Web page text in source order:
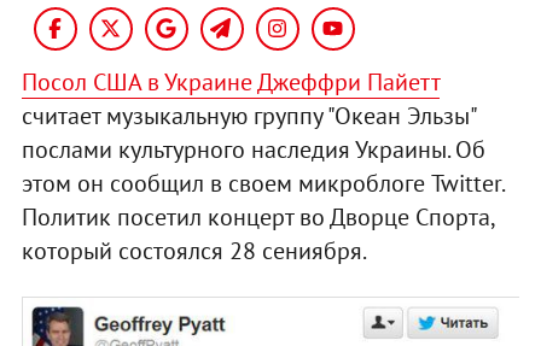
Посол США в Украине Джеффри Пайетт
считает музыкальную группу "Океан Эльзы"
послами культурного наследия Украины. Об
этом он сообщил в своем микроблоге Twitter.
Политик посетил концерт во Дворце Спорта,
который состоялся 28 сениября.